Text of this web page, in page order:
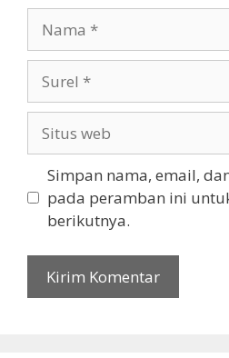
web
Simpan nama, email,
pada peramban ini
berikutnya.